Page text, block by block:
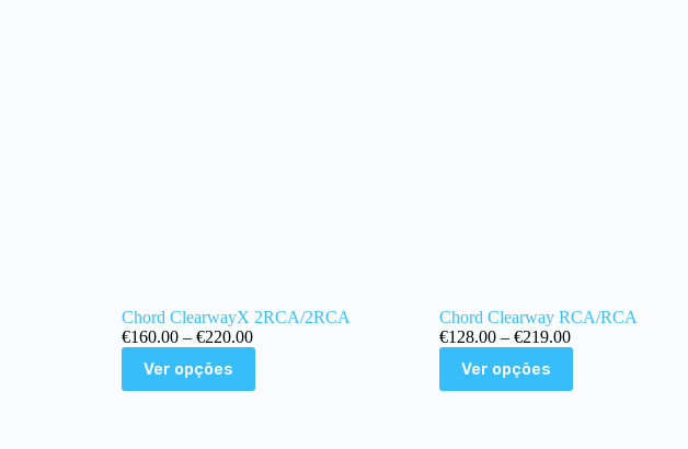
Chord ClearwayX 2RCA/2RCA
€160.00 – €220.00
Ver opções
Chord Clearway RCA/RCA
€128.00 – €219.00
Ver opções